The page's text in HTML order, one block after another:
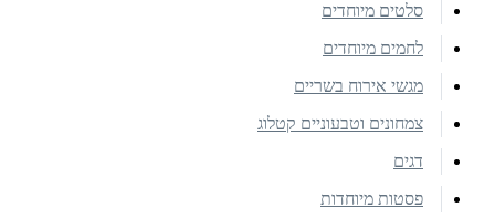
סלטים מיוחדים
לחמים מיוחדים
מגשי אירוח בשריים
צמחונים וטבעוניים קטלוג
דגים
פסטות מיוחדות